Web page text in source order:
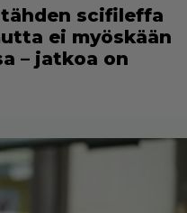
scifileffa
ei myöskään
– jatkoa on